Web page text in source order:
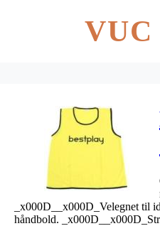
_x000D__x000D_Velegnet til
håndbold.